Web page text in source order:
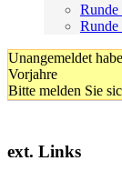
Runde
Runde
Unangemeldet
Vorjahre
Bitte melden Sie
ext. Links